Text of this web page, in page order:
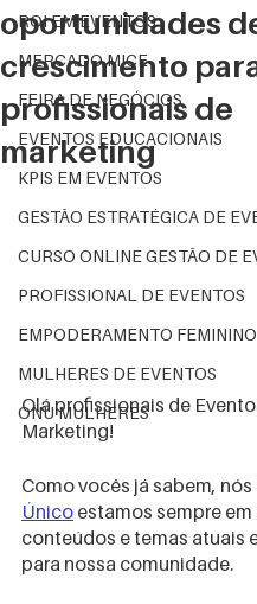
ROI EM EVENTOS
MERCADO MICE
FEIRA DE NEGÓCIOS
EVENTOS EDUCACIONAIS
KPIS EM EVENTOS
GESTÃO ESTRATÉGICA DE
CURSO ONLINE GESTÃO DE
PROFISSIONAL DE EVENTOS
EMPODERAMENTO FEMININO
MULHERES DE EVENTOS
ONU MULHERES
oportunidades
crescimento
profissionais de
marketing
Olá profissionais de
Marketing!
Como vocês já sabem, nós
Único estamos sempre
conteúdos e temas atuais
para nossa comunidade.